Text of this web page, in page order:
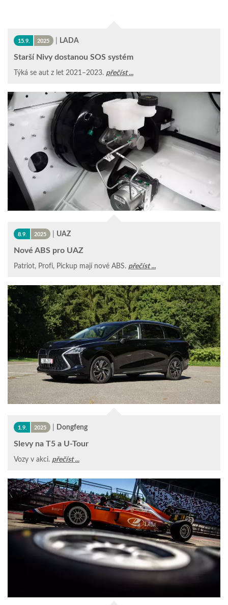
15.9. 2025 | LADA
Starší Nivy dostanou SOS systém
Týká se aut z let 2021–2023. přečíst ...
8.9. 2025 | UAZ
Nové ABS pro UAZ
Patriot, Profi, Pickup mají nové ABS. přečíst ...
1.9. 2025 | Dongfeng
Slevy na T5 a U-Tour
Vozy v akci. přečíst ...